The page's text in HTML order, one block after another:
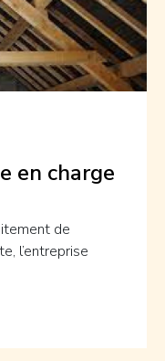
en charge
de
l’entreprise